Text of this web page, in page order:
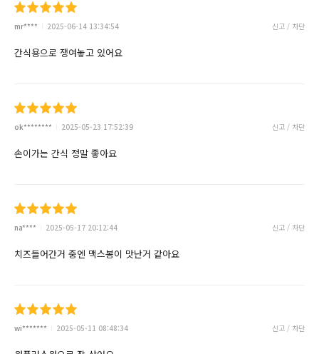
mr**** 2025-06-14 13:34:54 신고 / 차단
간식용으로 쟁여놓고 있어요
ok******** 2025-05-23 17:52:39 신고 / 차단
손이가는 간식 정말 좋아요
na**** 2025-05-17 20:12:44 신고 / 차단
치즈들어간거 중엔 맥스봉이 맛난거 같아요
wi******* 2025-05-11 08:48:34 신고 / 차단